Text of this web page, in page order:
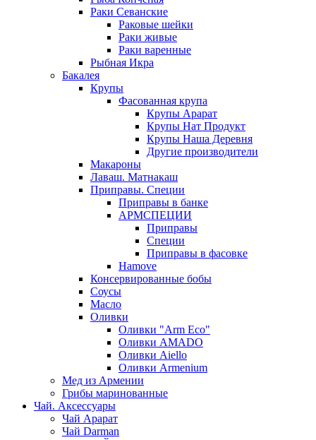
Раки Севанские
Раковые шейки
Раки живые
Раки варенные
Рыбная Икра
Бакалея
Крупы
Фасованная крупа
Крупы Арарат
Крупы Нат Продукт
Крупы Наша Деревня
Другие производители
Макароны
Лаваш. Матнакаш
Приправы. Специи
Приправы в банке
АРМСПЕЦИИ
Приправы
Специи
Приправы в фасовке
Hamove
Консервированные бобы
Соусы
Масло
Оливки
Оливки "Arm Eco"
Оливки AMADO
Оливки Aiello
Оливки Armenium
Мед из Армении
Грибы маринованные
Чай. Аксессуары
Чай Арарат
Чай Darman